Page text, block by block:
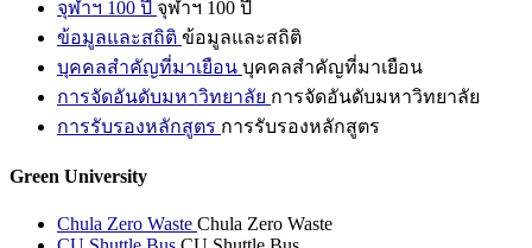
จุฬาฯ 100 ปี จุฬาฯ 100 ปี
ข้อมูลและสถิติ ข้อมูลและสถิติ
บุคคลสำคัญที่มาเยือน บุคคลสำคัญที่มาเยือน
การจัดอันดับมหาวิทยาลัย การจัดอันดับมหาวิทยาลัย
การรับรองหลักสูตร การรับรองหลักสูตร
Green University
Chula Zero Waste Chula Zero Waste